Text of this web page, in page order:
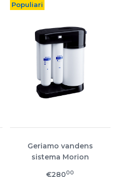
Populiari
Geriamo vandens
sistema Morion
€28000